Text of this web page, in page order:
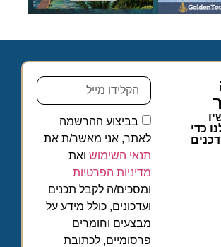
כדי
בביצוע ההרשמה
לאתר, אני מאשר/ת את
תנאי השימוש ואת
מדיניות הפרטיות
ומסכים/ה לקבל תכנים
ועדכונים, כולל מידע על
מבצעים וחומרים
פרסומיים, לכתובת